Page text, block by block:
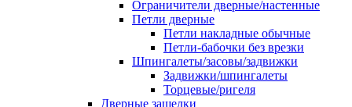
Ограничители дверные/настенные
Петли дверные
Петли накладные обычные
Петли-бабочки без врезки
Шпингалеты/засовы/задвижки
Задвижки/шпингалеты
Торцевые/ригеля
Дверные защелки